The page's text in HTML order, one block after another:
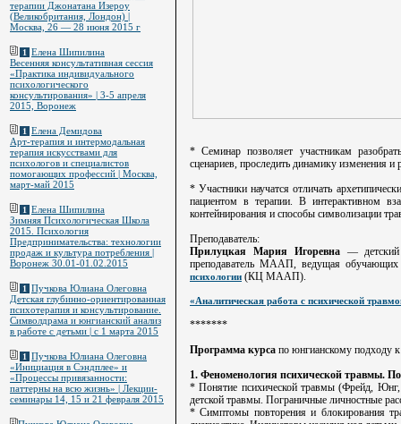
* Семинар позволяет участникам
сценариев, проследить динамику изменения
* Участники научатся отличать
пациентом в терапии. В интерактивном
контейнирования и способы символизации
Преподаватель:
Прилуцкая Мария Игоревна— детский
преподаватель МААП, ведущая обучающих
психологии (КЦ МААП).
«Аналитическая работа с психической
*******
Программа курса по юнгианскому подходу к
1. Феноменология психической травмы.
* Понятие психической травмы (Фрейд, Юнг,
детской травмы. Пограничные личностные
* Симптомы повторения и блокирования
терапии Джонатана Изероу
(Великобритания, Лондон) |
Москва, 26 — 28 июня 2015 г
1 Елена Шипилина
Весенняя консультативная сессия
«Практика индивидуального
психологического
консультирования» | 3-5 апреля
2015, Воронеж
1 Елена Демидова
Арт-терапия и интермодальная
терапия искусствами для
психологов и специалистов
помогающих профессий | Москва,
март-май 2015
1 Елена Шипилина
Зимняя Психологическая Школа
2015. Психология
Предпринимательства: технологии
продаж и культура потребления |
Воронеж 30.01-01.02.2015
1 Пучкова Юлиана Олеговна
Детская глубинно-ориентированная
психотерапия и консультирование.
Символдрама и юнгианский анализ
в работе с детьми | c 1 марта 2015
1 Пучкова Юлиана Олеговна
«Инициация в Сэндплее» и
«Процессы привязанности:
паттерны на всю жизнь» | Лекции-
семинары 14, 15 и 21 февраля 2015